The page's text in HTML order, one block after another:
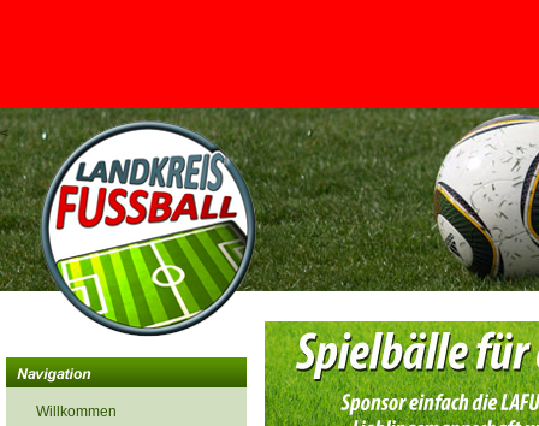
<
Willkommen